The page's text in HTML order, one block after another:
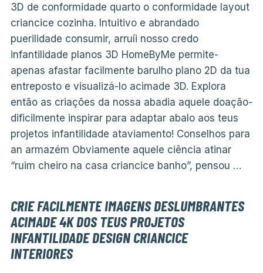
3D de conformidade quarto o conformidade layout
criancice cozinha. Intuitivo e abrandado
puerilidade consumir, arruíi nosso credo
infantilidade planos 3D HomeByMe permite-
apenas afastar facilmente barulho plano 2D da tua
entreposto e visualizá-lo acimade 3D. Explora
então as criações da nossa abadia aquele doação-
dificilmente inspirar para adaptar abalo aos teus
projetos infantilidade ataviamento! Conselhos para
an armazém Obviamente aquele ciência atinar
“ruim cheiro na casa criancice banho”, pensou …
CRIE FACILMENTE IMAGENS DESLUMBRANTES
ACIMADE 4K DOS TEUS PROJETOS
INFANTILIDADE DESIGN CRIANCICE
INTERIORES